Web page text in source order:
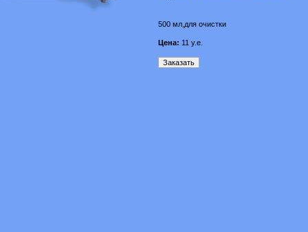
500 мл,для очистки
Цена: 11 у.е.